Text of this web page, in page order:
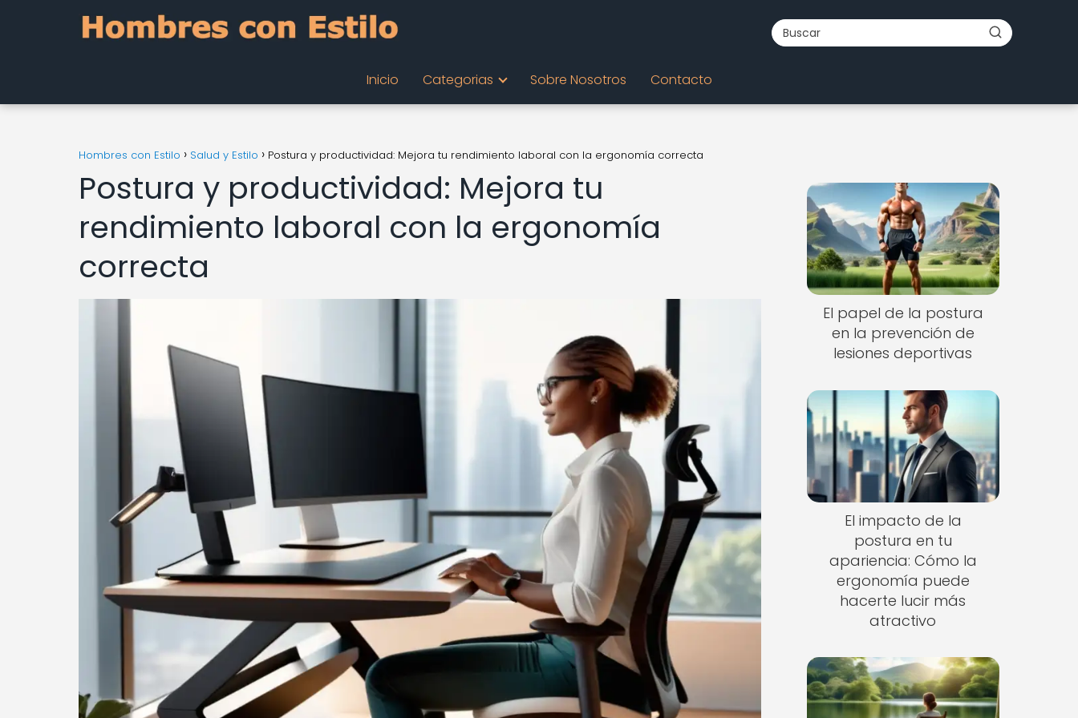
Inicio Categorias Sobre Nosotros Contacto
Hombres con Estilo Salud y Estilo Postura y productividad: Mejora tu rendimiento laboral con la ergonomía correcta
Postura y productividad: Mejora tu
rendimiento laboral con la ergonomía
correcta
El papel de la postura
en la prevención de
lesiones deportivas
El impacto de la
postura en tu
apariencia: Cómo la
ergonomía puede
hacerte lucir más
atractivo